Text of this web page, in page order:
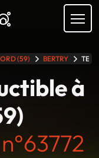
(59) BERTRY
à